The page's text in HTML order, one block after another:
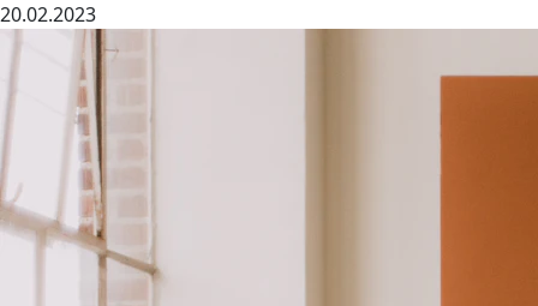
20.02.2023